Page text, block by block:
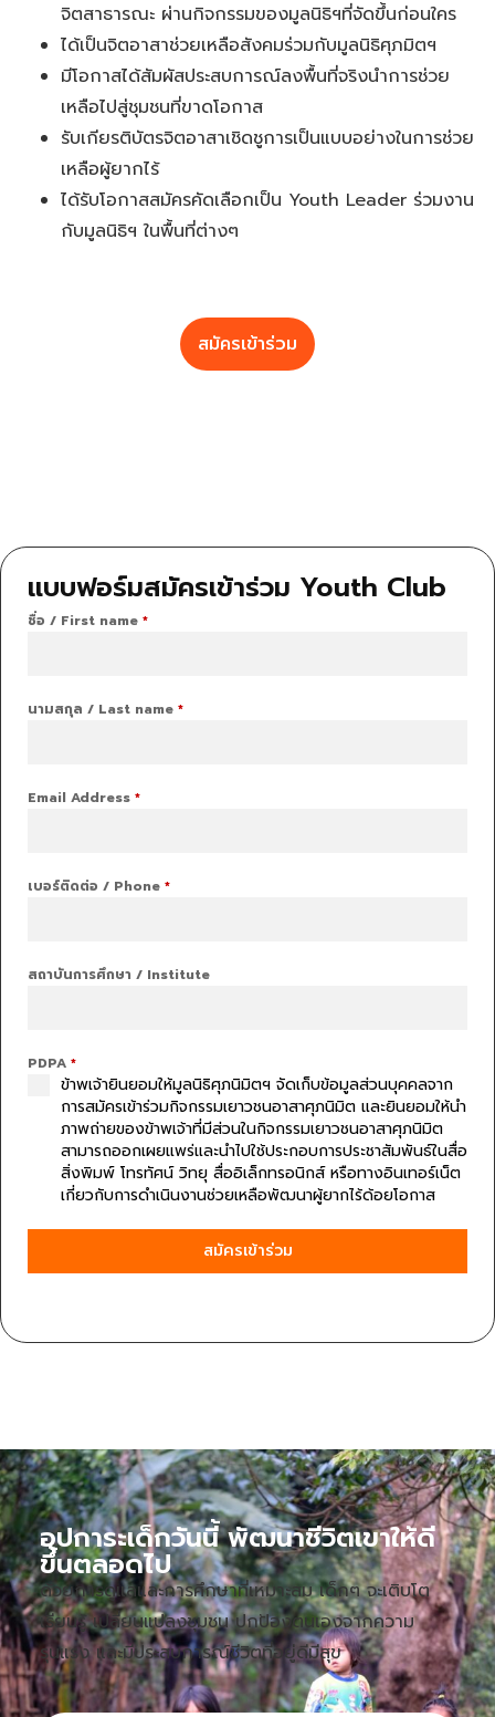
จิตสาธารณะ ผ่านกิจกรรมของมูลนิธิฯที่จัดขึ้นก่อนใคร​
ได้เป็นจิตอาสาช่วยเหลือสังคมร่วมกับมูลนิธิศุภมิตฯ​
มีโอกาสได้สัมผัสประสบการณ์ลงพื้นที่จริงนำการช่วย
เหลือไปสู่ชุมชนที่ขาดโอกาส ​
รับเกียรติบัตรจิตอาสาเชิดชูการเป็นแบบอย่างในการช่วย
เหลือผู้ยากไร้ ​
ได้รับโอกาสสมัครคัดเลือกเป็น Youth Leader ร่วมงาน
กับมูลนิธิฯ ในพื้นที่ต่างๆ
สมัครเข้าร่วม
แบบฟอร์มสมัครเข้าร่วม Youth Club
ชื่อ / First name *
นามสกุล / Last name *
Email Address *
เบอร์ติดต่อ / Phone *
สถาบันการศึกษา / Institute
PDPA *
ข้าพเจ้ายินยอมให้มูลนิธิศุภนิมิตฯ จัดเก็บข้อมูลส่วนบุคคลจาก
การสมัครเข้าร่วมกิจกรรมเยาวชนอาสาศุภนิมิต และยินยอมให้นำ
ภาพถ่ายของข้าพเจ้าที่มีส่วนในกิจกรรมเยาวชนอาสาศุภนิมิต
สามารถออกเผยแพร่และนำไปใช้ประกอบการประชาสัมพันธ์ในสื่อ
สิ่งพิมพ์ โทรทัศน์ วิทยุ สื่ออิเล็กทรอนิกส์ หรือทางอินเทอร์เน็ต
เกี่ยวกับการดำเนินงานช่วยเหลือพัฒนาผู้ยากไร้ด้อยโอกาส
สมัครเข้าร่วม
อุปการะเด็กวันนี้ พัฒนาชีวิตเขาให้ดี
ขึ้นตลอดไป
ด้วยการดูแลและการศึกษาที่เหมาะสม เด็กๆ จะเติบโต
เรียนรู้ เปลี่ยนแปลงชุมชน ปกป้องตนเองจากความ
รุนแรง และมีประสบการณ์ชีวิตที่อยู่ดีมีสุข